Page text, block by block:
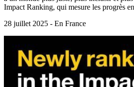
Impact Ranking, qui mesure les progrès
28 juillet 2025 - En France